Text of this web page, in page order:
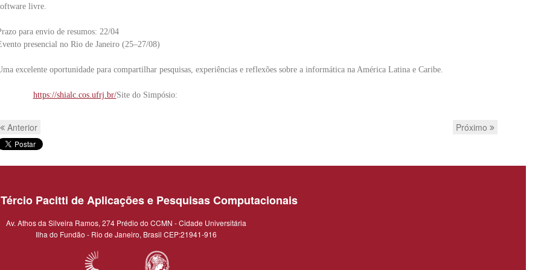
livre.
para envio de resumos: 22/04
presencial no Rio de Janeiro (25–27/08)
excelente oportunidade para compartilhar pesquisas, experiências e reflexões sobre a informática na América Latina e Caribe.
Site do Simpósio:
https://shialc.cos.ufrj.br/
Anterior Próximo
Pacitti de Aplicações e Pesquisas Computacionais
Av. Athos da Silveira Ramos, 274 Prédio do CCMN - Cidade Universitária
Ilha do Fundão - Rio de Janeiro, Brasil CEP:21941-916